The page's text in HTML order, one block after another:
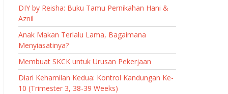
DIY by Reisha: Buku Tamu Pernikahan Hani &
Aznil
Anak Makan Terlalu Lama, Bagaimana
Menyiasatinya?
Membuat SKCK untuk Urusan Pekerjaan
Diari Kehamilan Kedua: Kontrol Kandungan Ke-
10 (Trimester 3, 38-39 Weeks)